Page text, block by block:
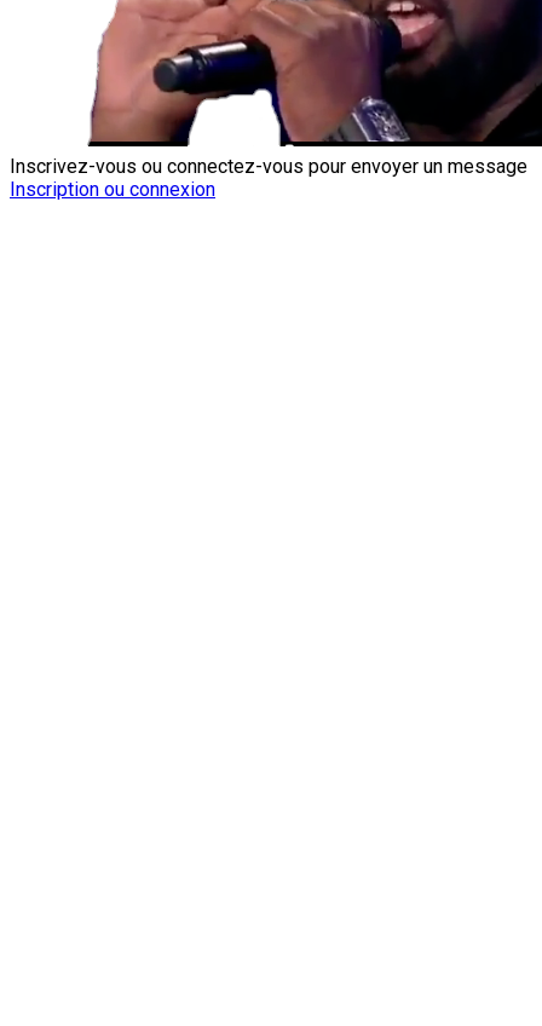
Inscrivez-vous ou connectez-vous pour envoyer un message
Inscription ou connexion